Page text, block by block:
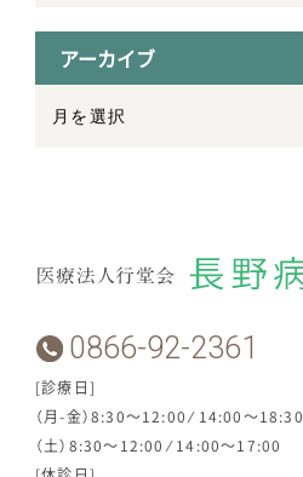
アーカイブ
0866-92-2361
[診療日]
（月-金）8:30～12:00 ⁄ 14:00～18:30
（土）8:30～12:00 ⁄ 14:00～17:00